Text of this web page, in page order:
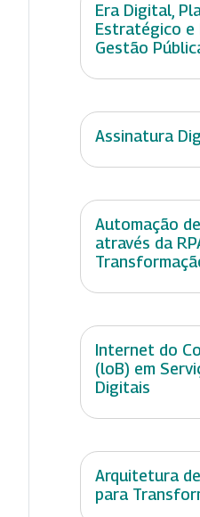
Era Digital,
Estratégico e
Gestão
Assinatura
Automação
através da
Internet do
(loB) em
Digitais
Arquitetura
para